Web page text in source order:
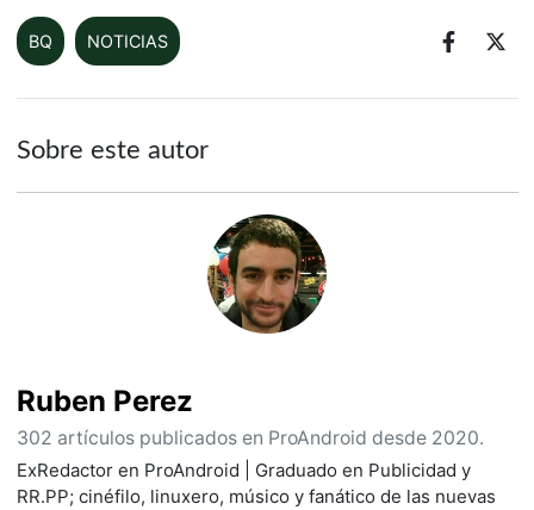
BQ NOTICIAS
Sobre este autor
Ruben Perez
302 artículos publicados en ProAndroid desde 2020.
ExRedactor en ProAndroid | Graduado en Publicidad y
RR.PP; cinéfilo, linuxero, músico y fanático de las nuevas